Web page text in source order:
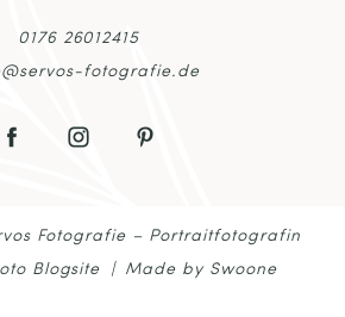
0176 26012415
fotografie.de
Fotografie – Portraitfotografin
Blogsite | Made by Swoone